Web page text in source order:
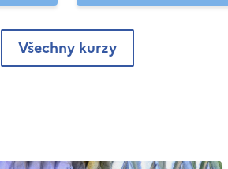
Všechny kurzy